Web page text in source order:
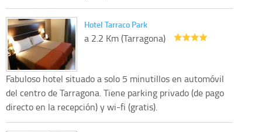
Hotel Tarraco Park
a 2.2 Km (Tarragona)
Fabuloso hotel situado a solo 5 minutillos en automóvil
del centro de Tarragona. Tiene parking privado (de pago
directo en la recepción) y wi-fi (gratis).